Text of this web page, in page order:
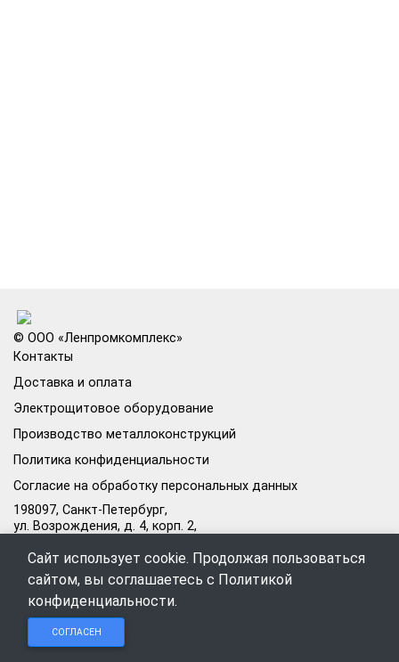
© ООО «Ленпромкомплекс»
Контакты
Доставка и оплата
Электрощитовое оборудование
Производство металлоконструкций
Политика конфиденциальности
Согласие на обработку персональных данных
198097, Санкт-Петербург,
ул. Возрождения, д. 4, корп. 2,
Режим работы офиса:
Пн–Пт: 09:00–18:00
+7 (812) 309-98-44
Сайт использует cookie. Продолжая пользоваться
сайтом, вы соглашаетесь с Политикой
конфиденциальности.
СОГЛАСЕН